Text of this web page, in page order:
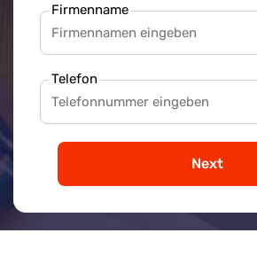
Firmenname
Telefon
Next